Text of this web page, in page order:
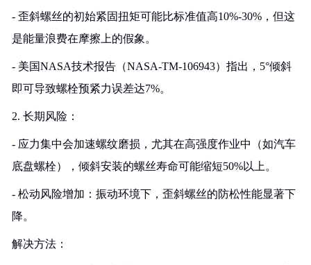
- 歪斜螺丝的初始紧固扭矩可能比标准值高10%-30%，但这
是能量浪费在摩擦上的假象。
- 美国NASA技术报告（NASA-TM-106943）指出，5°倾斜
即可导致螺栓预紧力误差达7%。
2. 长期风险：
- 应力集中会加速螺纹磨损，尤其在高强度作业中（如汽车
底盘螺栓），倾斜安装的螺丝寿命可能缩短50%以上。
- 松动风险增加：振动环境下，歪斜螺丝的防松性能显著下
降。
解决方法：